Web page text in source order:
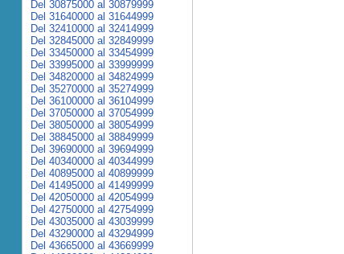
Del 30875000 al 30879999
Del 31640000 al 31644999
Del 32410000 al 32414999
Del 32845000 al 32849999
Del 33450000 al 33454999
Del 33995000 al 33999999
Del 34820000 al 34824999
Del 35270000 al 35274999
Del 36100000 al 36104999
Del 37050000 al 37054999
Del 38050000 al 38054999
Del 38845000 al 38849999
Del 39690000 al 39694999
Del 40340000 al 40344999
Del 40895000 al 40899999
Del 41495000 al 41499999
Del 42050000 al 42054999
Del 42750000 al 42754999
Del 43035000 al 43039999
Del 43290000 al 43294999
Del 43665000 al 43669999